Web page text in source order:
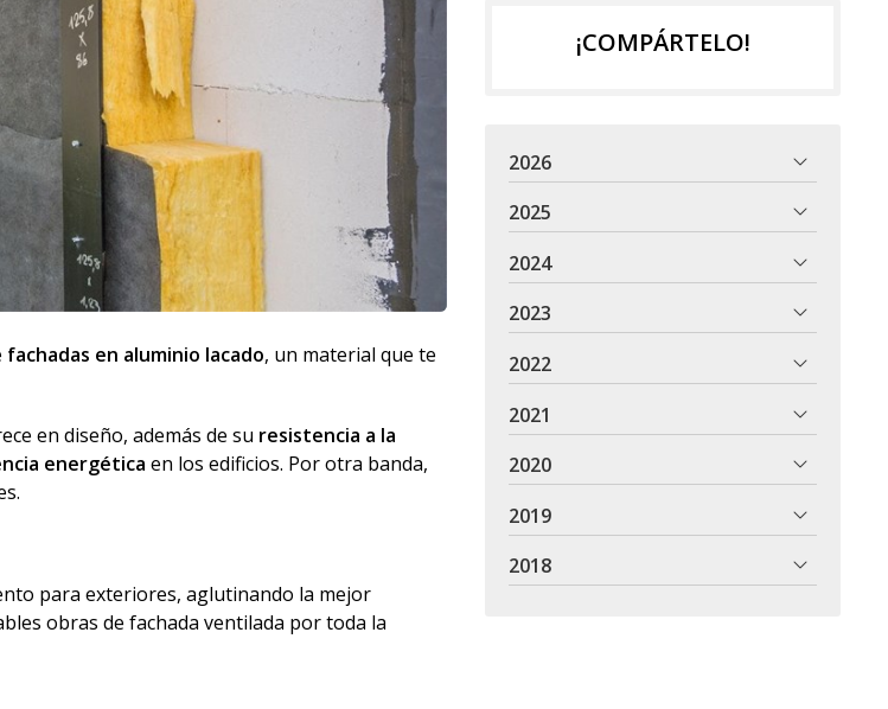
fachadas en aluminio lacado, un material que te
en diseño, además de su resistencia a la
energética en los edificios. Por otra banda,
para exteriores, aglutinando la mejor
obras de fachada ventilada por toda la
¡COMPÁRTELO!
2026
2025
2024
2023
2022
2021
2020
2019
2018